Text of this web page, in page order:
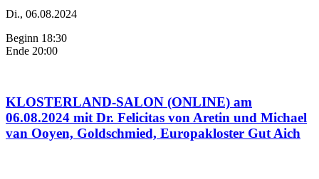
Di., 06.08.2024
Beginn 18:30
Ende 20:00
KLOSTERLAND-SALON (ONLINE) am
06.08.2024 mit Dr. Felicitas von Aretin und Michael
van Ooyen, Goldschmied, Europakloster Gut Aich